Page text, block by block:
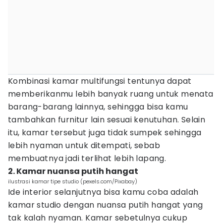
Kombinasi kamar multifungsi tentunya dapat
memberikanmu lebih banyak ruang untuk menata
barang-barang lainnya, sehingga bisa kamu
tambahkan furnitur lain sesuai kenutuhan. Selain
itu, kamar tersebut juga tidak sumpek sehingga
lebih nyaman untuk ditempati, sebab
membuatnya jadi terlihat lebih lapang.
2. Kamar nuansa putih hangat
ilustrasi kamar tipe studio (pexels.com/Pixabay)
Ide interior selanjutnya bisa kamu coba adalah
kamar studio dengan nuansa putih hangat yang
tak kalah nyaman. Kamar sebetulnya cukup